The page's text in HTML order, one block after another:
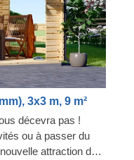
3x3 m, 9 m²
décevra pas !
ou à passer du
attraction de